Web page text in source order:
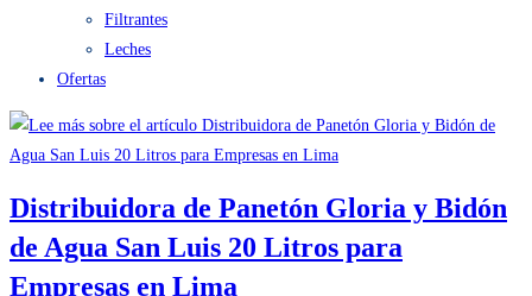
Edulcorantes
Filtrantes
Leches
Distribuidora de Panetón Gloria y Bidón
de Agua San Luis 20 Litros para Empresas